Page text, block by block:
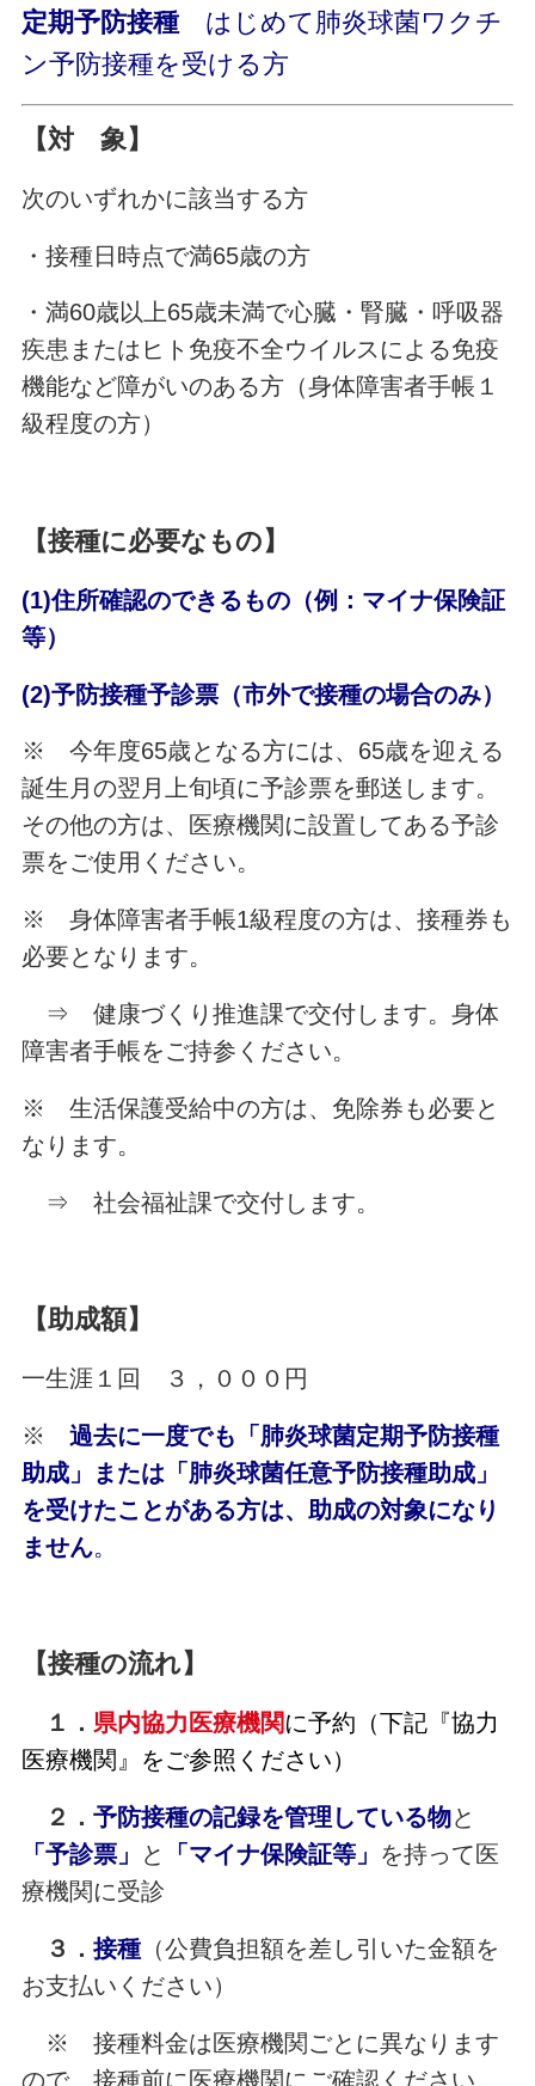
定期予防接種 はじめて肺炎球菌ワクチ
ン予防接種を受ける方
【対 象】
次のいずれかに該当する方
・接種日時点で満65歳の方
・満60歳以上65歳未満で心臓・腎臓・呼吸器
疾患またはヒト免疫不全ウイルスによる免疫
機能など障がいのある方（身体障害者手帳１
級程度の方）
【接種に必要なもの】
(1)住所確認のできるもの（例：マイナ保険証
等）
(2)予防接種予診票（市外で接種の場合のみ）
※ 今年度65歳となる方には、65歳を迎える
誕生月の翌月上旬頃に予診票を郵送します。
その他の方は、医療機関に設置してある予診
票をご使用ください。
※ 身体障害者手帳1級程度の方は、接種券も
必要となります。
⇒ 健康づくり推進課で交付します。身体
障害者手帳をご持参ください。
※ 生活保護受給中の方は、免除券も必要と
なります。
⇒ 社会福祉課で交付します。
【助成額】
一生涯１回 ３，０００円
※ 過去に一度でも「肺炎球菌定期予防接種
助成」または「肺炎球菌任意予防接種助成」
を受けたことがある方は、助成の対象になり
ません。
【接種の流れ】
１． 県内協力医療機関に予約 （下記『協力
医療機関』をご参照ください）
２． 予防接種の記録を管理している物と
「予診票」
と 「 マイナ保険証等」 を持って医
療機関に受診
３． 接種（公費負担額を差し引いた金額を
お支払いください）
※ 接種料金は医療機関ごとに異なります
ので、接種前に医療機関にご確認ください。